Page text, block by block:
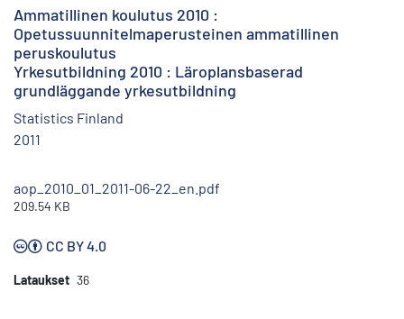
Ammatillinen koulutus 2010 :
Opetussuunnitelmaperusteinen ammatillinen
peruskoulutus
Yrkesutbildning 2010 : Läroplansbaserad
grundläggande yrkesutbildning
Statistics Finland
2011
aop_2010_01_2011-06-22_en.pdf
209.54 KB
CC BY 4.0
Lataukset 36